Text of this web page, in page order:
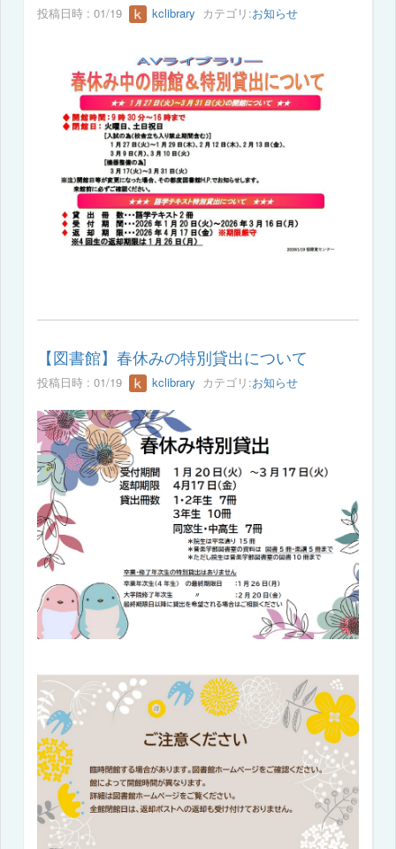
投稿日時 : 01/19 kclibrary カテゴリ:お知らせ
【図書館】春休みの特別貸出について
投稿日時 : 01/19 kclibrary カテゴリ:お知らせ